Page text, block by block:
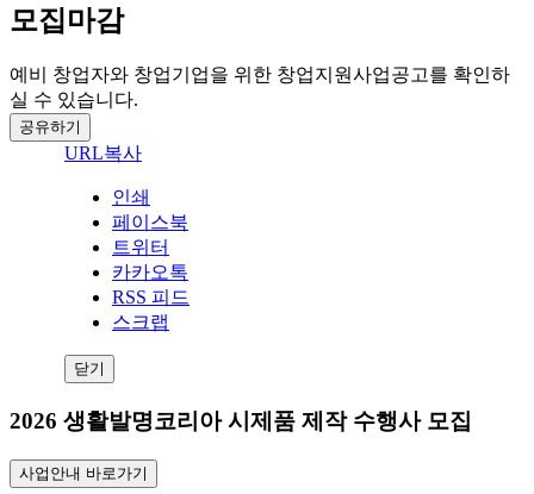
모집마감
예비 창업자와 창업기업을 위한 창업지원사업공고를 확인하
실 수 있습니다.
공유하기
URL복사
인쇄
페이스북
트위터
카카오톡
RSS 피드
스크랩
닫기
2026 생활발명코리아 시제품 제작 수행사 모집
사업안내 바로가기